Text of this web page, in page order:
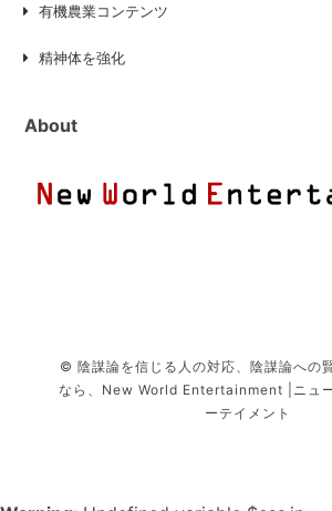
有機農業コンテンツ
精神体を強化
About
© 陰謀論を信じる人の対応、陰謀論への
なら、New World Entertainment |ニュ
ーテイメント